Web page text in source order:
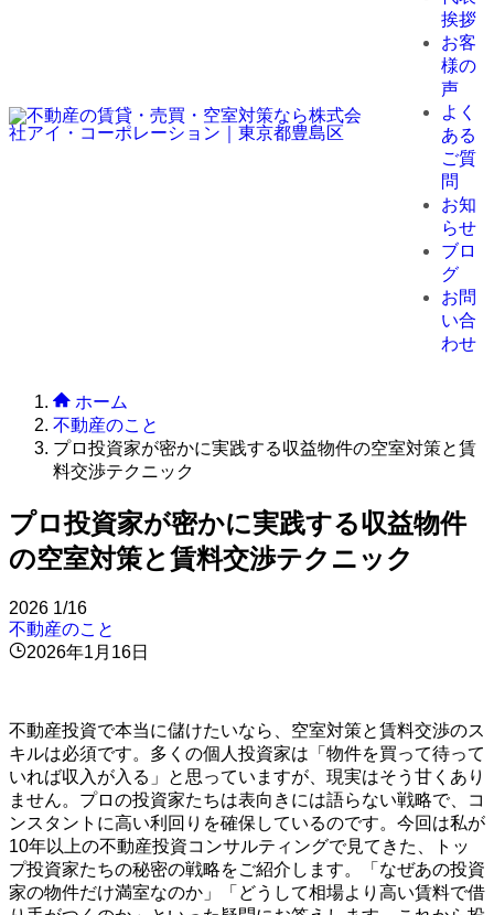
挨拶
お客
様の
声
よく
ある
ご質
問
お知
らせ
ブロ
グ
お問
い合
わせ
ホーム
不動産のこと
プロ投資家が密かに実践する収益物件の空室対策と賃
料交渉テクニック
プロ投資家が密かに実践する収益物件
の空室対策と賃料交渉テクニック
2026 1/16
不動産のこと
2026年1月16日
不動産投資で本当に儲けたいなら、空室対策と賃料交渉のス
キルは必須です。多くの個人投資家は「物件を買って待って
いれば収入が入る」と思っていますが、現実はそう甘くあり
ません。プロの投資家たちは表向きには語らない戦略で、コ
ンスタントに高い利回りを確保しているのです。今回は私が
10年以上の不動産投資コンサルティングで見てきた、トッ
プ投資家たちの秘密の戦略をご紹介します。「なぜあの投資
家の物件だけ満室なのか」「どうして相場より高い賃料で借